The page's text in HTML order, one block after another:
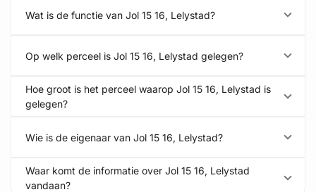
Wat is de functie van Jol 15 16, Lelystad?
Op welk perceel is Jol 15 16, Lelystad gelegen?
Hoe groot is het perceel waarop Jol 15 16, Lelystad is
gelegen?
Wie is de eigenaar van Jol 15 16, Lelystad?
Waar komt de informatie over Jol 15 16, Lelystad
vandaan?